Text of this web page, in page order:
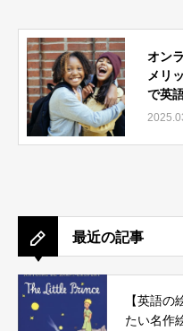
オン
メリ
で英
最近の記事
【英語
たい名作